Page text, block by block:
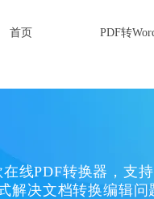
首页 PDF转
线PDF转换器，支
解决文档转换编辑问